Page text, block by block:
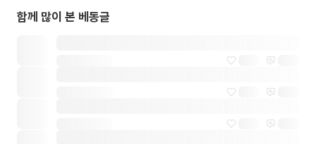
함께 많이 본 베동글